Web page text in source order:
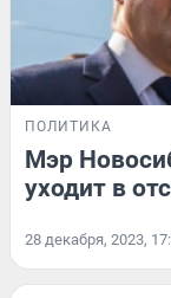
ПОЛИТИКА
Мэр
уходит в
28 декабря, 2023,